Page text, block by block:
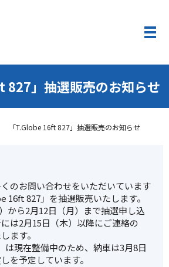
827」抽選販売のお知らせ
「T.Globe 16ft 827」抽選販売のお知らせ
のお問い合わせをいただいています
16ft 827」を抽選販売いたします。
から2月12日（月）まで抽選申し込
は2月15日（木）以降にご連絡の
ます。
は現在整備中のため、納車は3月8日
を予定しています。